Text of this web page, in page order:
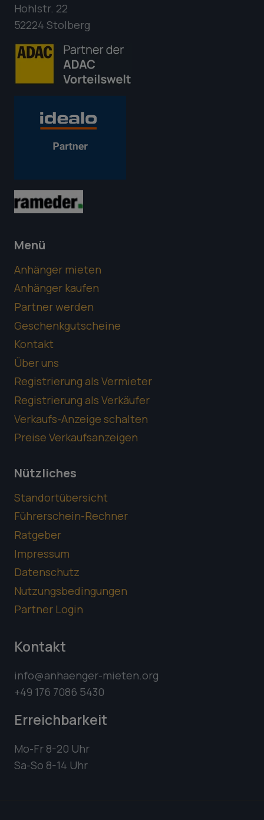
Hohlstr. 22
52224 Stolberg
Menü
Anhänger mieten
Anhänger kaufen
Partner werden
Geschenkgutscheine
Kontakt
Über uns
Registrierung als Vermieter
Registrierung als Verkäufer
Verkaufs-Anzeige schalten
Preise Verkaufsanzeigen
Nützliches
Standortübersicht
Führerschein-Rechner
Ratgeber
Impressum
Datenschutz
Nutzungsbedingungen
Partner Login
Kontakt
info@anhaenger-mieten.org
+49 176 7086 5430
Erreichbarkeit
Mo-Fr 8-20 Uhr
Sa-So 8-14 Uhr